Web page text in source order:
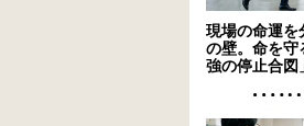
現場の命運を
の壁。命を守
強の停止合図